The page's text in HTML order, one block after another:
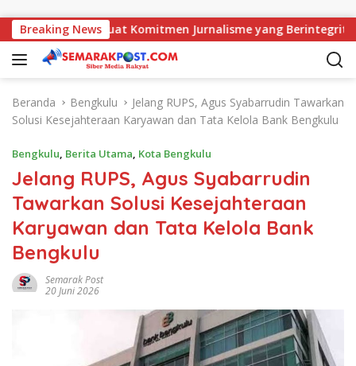
Breaking News
AMJ Perkuat Komitmen Jurnalisme yang Berintegritas
Beranda Bengkulu
Jelang RUPS, Agus Syabarrudin Tawarkan
Solusi Kesejahteraan Karyawan dan Tata Kelola Bank Bengkulu
Bengkulu, Berita Utama, Kota Bengkulu
Jelang RUPS, Agus Syabarrudin
Tawarkan Solusi Kesejahteraan
Karyawan dan Tata Kelola Bank
Bengkulu
Semarak Post
20 Juni 2026